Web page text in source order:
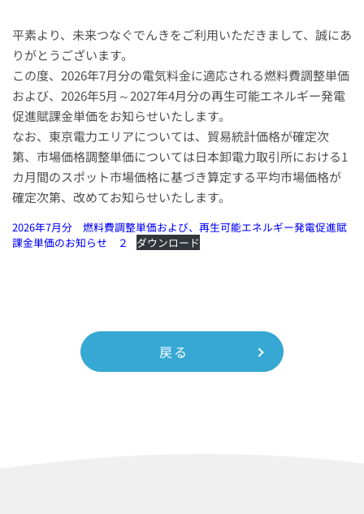
平素より、未来つなぐでんきをご利用いただきまして、誠にあ
りがとうございます。
この度、2026年7月分の電気料金に適応される燃料費調整単価
および、2026年5月～2027年4月分の再生可能エネルギー発電
促進賦課金単価をお知らせいたします。
なお、東京電力エリアについては、貿易統計価格が確定次
第、市場価格調整単価については日本卸電力取引所における1
カ月間のスポット市場価格に基づき算定する平均市場価格が
確定次第、改めてお知らせいたします。
2026年7月分 燃料費調整単価および、再生可能エネルギー発電促進賦
課金単価のお知らせ ２
ダウンロード
戻る